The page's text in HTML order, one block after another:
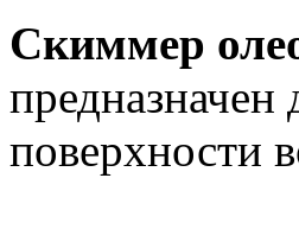
Скиммер
предназначен
поверхности